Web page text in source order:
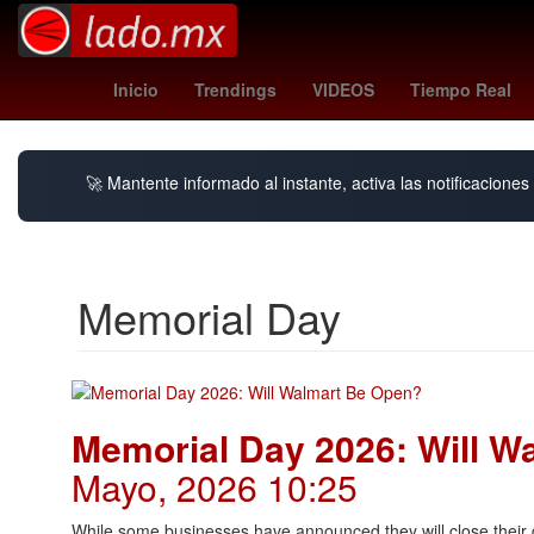
Inicio Trendings VIDEOS Tiempo Real
Cohete orioles - angels Matt Damon
🚀 Mantente informado al instante, activa las
Memorial Day
Memorial Day 2026: Will
Mayo, 2026 10:25